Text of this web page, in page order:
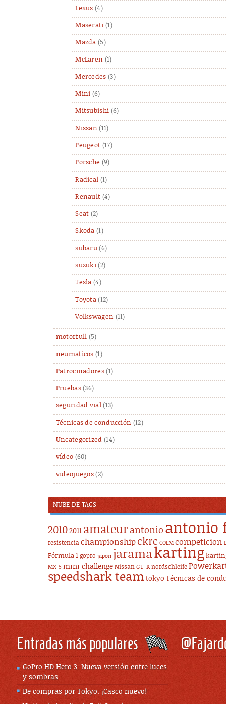
Lexus (4)
Maserati (1)
Mazda (5)
McLaren (1)
Mercedes (3)
Mini (6)
Mitsubishi (6)
Nissan (11)
Peugeot (17)
Porsche (9)
Radical (1)
Renault (4)
Seat (2)
Skoda (1)
subaru (6)
suzuki (2)
Tesla (4)
Toyota (12)
Volkswagen (11)
motorfull (5)
neumaticos (1)
Patrocinadores(1)
Pruebas(36)
seguridad vial(13)
Técnicas de conducción (12)
Uncategorized (14)
vídeo (60)
videojuegos (2)
NUBE DE TAGS
20102011 amateur antonio antonio
resistencia championship ckrc COLM competicion
Fórmula 1 gopro japon jaramakarting
MX-5 mini challenge Nissan GT-R nordschleife
speedshark team tokyo Técnicas de
Entradas más populares
GoPro HD Hero 3. Nueva versión entre luces
y sombras
De compras por Tokyo: ¡Casco nuevo!